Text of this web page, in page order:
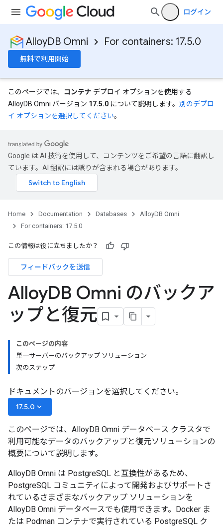
ログイン
AlloyDB Omni For containers: 17.5.0
無料で利用開始
このページでは、 コンテナ デプロイ オプションを使用する
AlloyDB Omni バージョン 17.5.0 について説明します。 別のデプロ
イ オプションを選択してください。
Google は AI 技術を使用して、コンテンツをご希望の言語に翻訳し
ています。AI 翻訳には誤りが含まれる場合があります。
Home Documentation Databases
AlloyDB Omni
For containers: 17.5.0
この情報は役に立ちましたか？
フィードバックを送信
AlloyDB Omni のバックア
ップと復元
このページの内容
単一サーバーのバックアップ ソリューション
次のステップ
ドキュメントのバージョンを選択してください。
17.5.0 keyboard_arrow_down
このページでは、AlloyDB Omni データベース クラスタで
利用可能なデータのバックアップと復元ソリューションの
概要について説明します。
AlloyDB Omni は PostgreSQL と互換性があるため、
PostgreSQL コミュニティによって開発およびサポートさ
れているさまざまなバックアップ ソリューションを
AlloyDB Omni データベースでも使用できます。Docker ま
たは Podman コンテナで実行されている PostgreSQL ク